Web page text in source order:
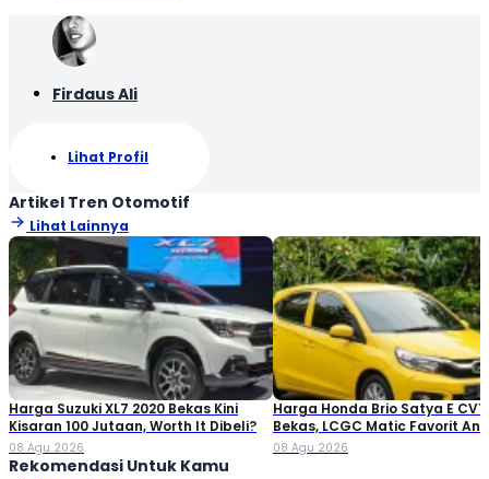
Firdaus Ali
Lihat Profil
Artikel Tren Otomotif
Lihat Lainnya
Harga Suzuki XL7 2020 Bekas Kini
Kisaran 100 Jutaan, Worth It Dibeli?
08 Agu 2026
Harga Honda Brio Satya E CVT
Bekas, LCGC Matic Favorit
Muda
08 Agu 2026
Rekomendasi Untuk Kamu